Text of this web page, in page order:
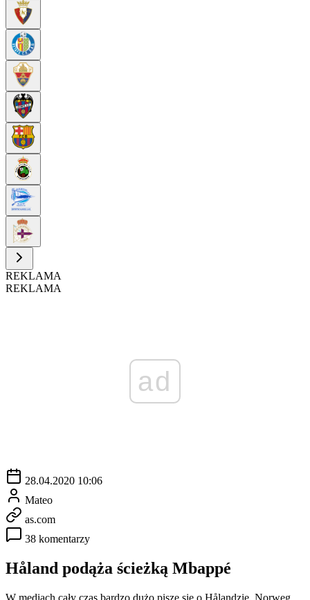
REKLAMA
REKLAMA
ad
28.04.2020 10:06
Mateo
as.com
38 komentarzy
Håland podąża ścieżką Mbappé
W mediach cały czas bardzo dużo pisze się o Hålandzie. Norweg